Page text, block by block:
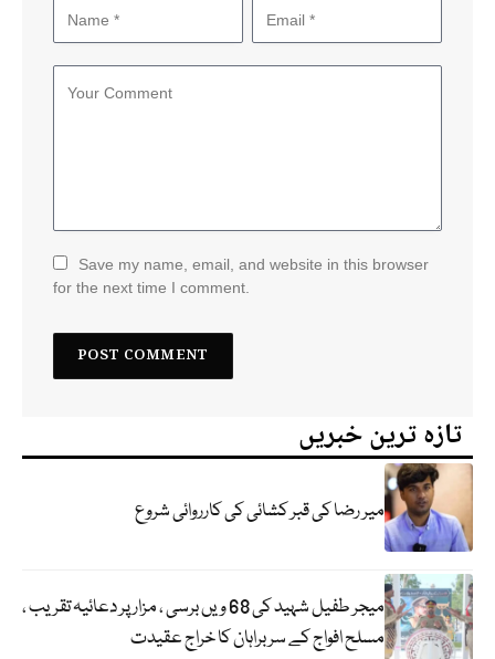
Save my name, email, and website in this browser
for the next time I comment.
تازہ ترین خبریں
میر رضا کی قبر کشائی کی کارروائی شروع
میجر طفیل شہید کی 68 ویں برسی ، مزار پر دعائیہ تقریب ،
مسلح افواج کے سربراہان کا خراج عقیدت